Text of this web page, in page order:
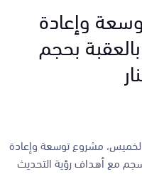
وإعادة
بحجم
الخميس، مشروع توسعة وإعادة
مع أهداف رؤية التحديث